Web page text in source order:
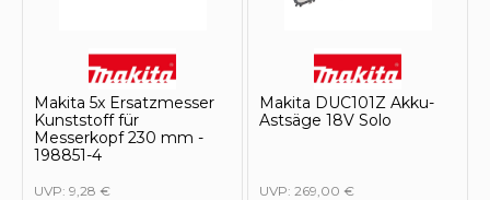
Makita 5x Ersatzmesser
Kunststoff für
Messerkopf 230 mm -
198851-4
UVP: 9,28 €
Makita DUC101Z Akku-
Astsäge 18V Solo
UVP: 269,00 €